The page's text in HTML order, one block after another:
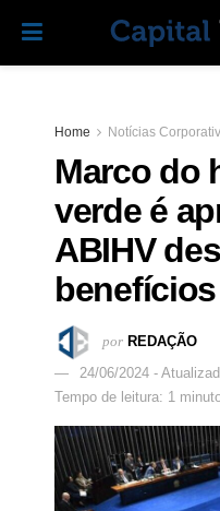
Home Notícias
Marco do
verde é
ABIHV
por REDAÇÃO
24/06/2024 -
Tempo de leitura: 1